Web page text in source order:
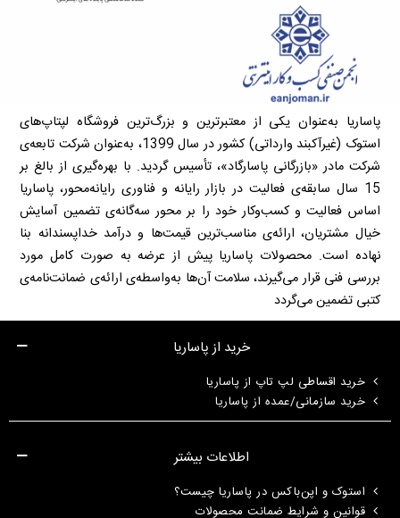
پاساریا به‌عنوان یکی از معتبرترین و بزرگ‌ترین فروشگاه لپتاپ‌های
استوک (غیرآکبند وارداتی) کشور در سال 1399، به‌عنوان شرکت تابعه‌ی
شرکت مادر «بازرگانی پاسارگاد»، تأسیس گردید. با بهره‌گیری از بالغ بر
15 سال سابقه‌ی فعالیت در بازار رایانه و فناوری رایانه‌محور، پاساریا
اساس فعالیت و کسب‌وکار خود را بر محور سه‌گانه‌ی تضمین آسایش
خیال مشتریان، ارائه‌ی مناسب‌ترین قیمت‌ها و درآمد خداپسندانه بنا
نهاده است. محصولات پاساریا پیش از عرضه به صورت کامل مورد
بررسی فنی قرار می‌گیرند، سلامت آن‌ها به‌واسطه‌ی ارائه‌ی ضمانت‌نامه‌ی
کتبی تضمین می‌گردد
خرید از پاساریا
خرید اقساطی لپ تاپ از پاساریا
خرید سازمانی/عمده از پاساریا
اطلاعات بیشتر
استوک و اپن‌باکس در پاساریا چیست؟
قوانین و شرایط ضمانت محصولات